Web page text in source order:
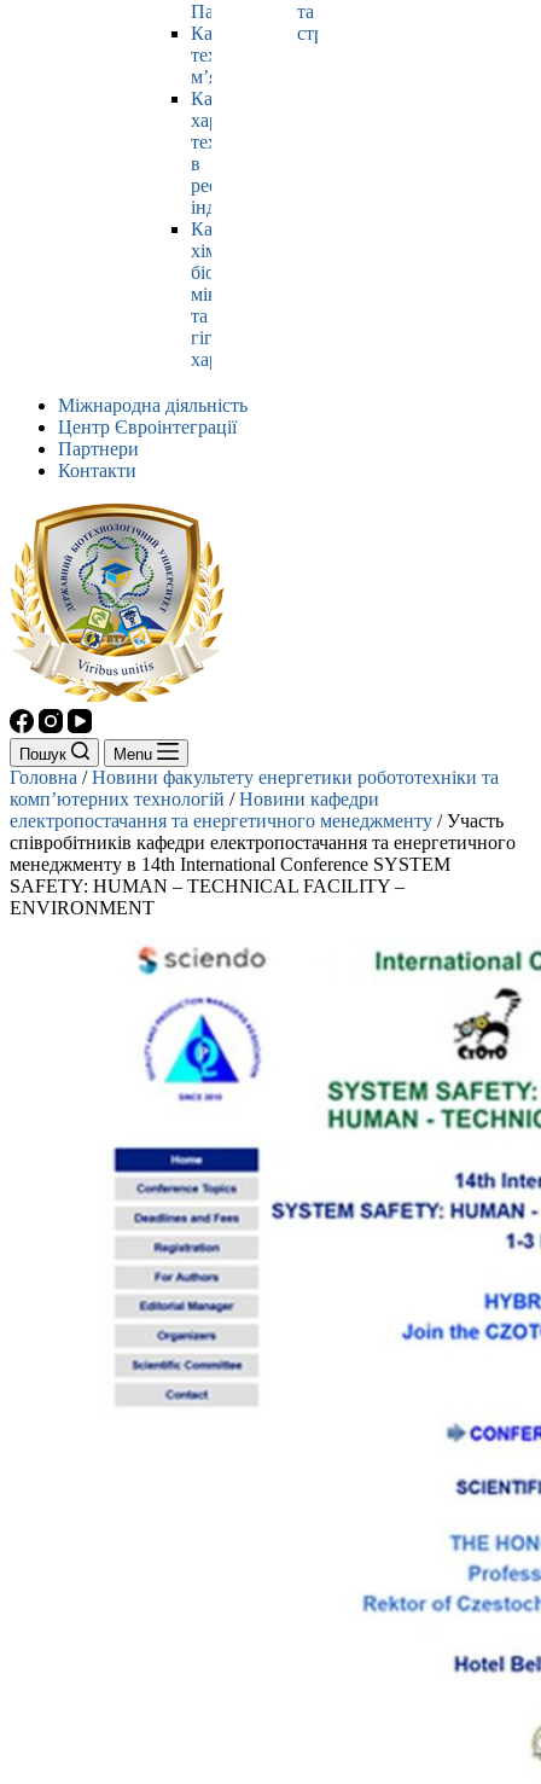
Павлюк
Кафедра
технології
м’яса
Кафедра
харчових
технологій
в
ресторанній
індустрії
Кафедра
хімії,
біохімії,
мікробіології
та
гігієни
харчування
та
страхування
Міжнародна діяльність
Центр Євроінтеграції
Партнери
Контакти
Пошук Menu
Головна /Новини факультету енергетики робототехніки та
комп’ютерних технологій /Новини кафедри
електропостачання та енергетичного менеджменту /Участь
співробітників кафедри електропостачання та енергетичного
менеджменту в 14th International Conference SYSTEM
SAFETY: HUMAN – TECHNICAL FACILITY –
ENVIRONMENT